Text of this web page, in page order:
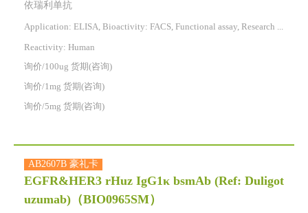
依瑞利单抗
Application: ELISA, Bioactivity: FACS, Functional assay, Research in vivo
Reactivity: Human
询价/100ug 货期(咨询)
询价/1mg 货期(咨询)
询价/5mg 货期(咨询)
AB2607B 豪礼卡
EGFR&HER3 rHuz IgG1κ bsmAb (Ref: Duligot
uzumab) （BIO0965SM）